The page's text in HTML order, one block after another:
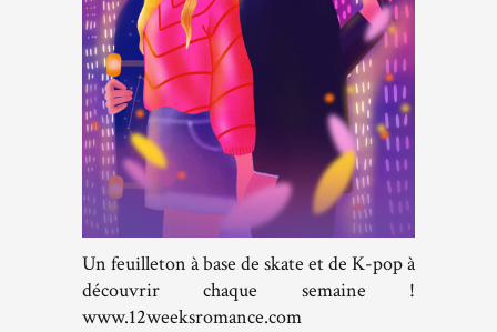
Un feuilleton à base de skate et de K-pop à
découvrir chaque semaine !
www.12weeksromance.com